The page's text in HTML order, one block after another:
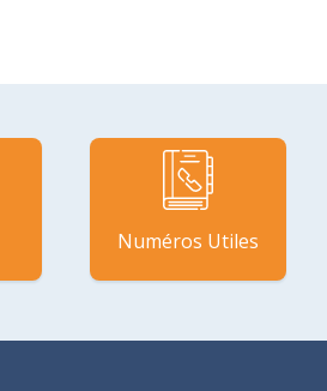
Numéros Utiles